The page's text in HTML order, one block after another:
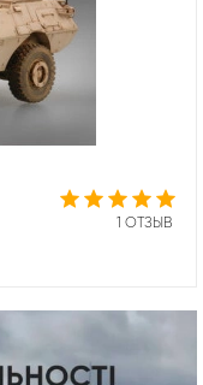
1 ОТЗЫВ